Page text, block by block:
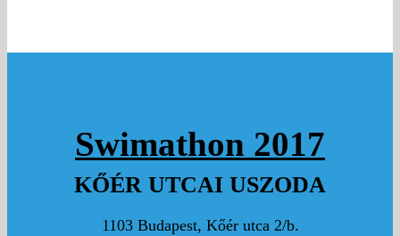
BOGLÁRKA PAULOVKIN 3000 Ft
H a j r á á á á Lici!!!
Swimathon 2017
KŐÉR UTCAI USZODA
1103 Budapest, Kőér utca 2/b.